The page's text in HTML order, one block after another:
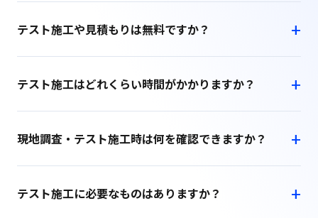
テスト施工や見積もりは無料ですか？
テスト施工はどれくらい時間がかかりますか？
現地調査・テスト施工時は何を確認できますか？
テスト施工に必要なものはありますか？